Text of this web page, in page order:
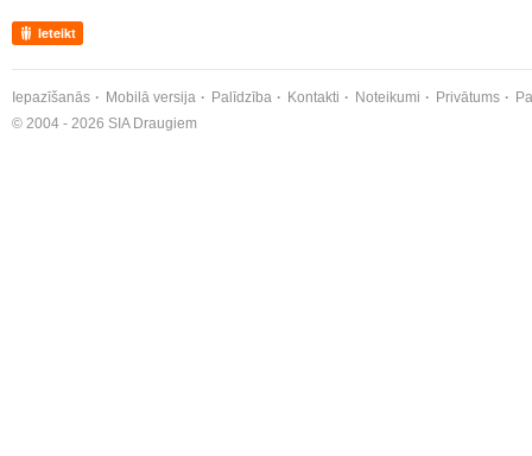
Ieteikt
Iepazīšanās Mobilā versija Palīdzība Kontakti Noteikumi Privātums
© 2004 - 2026 SIA Draugiem